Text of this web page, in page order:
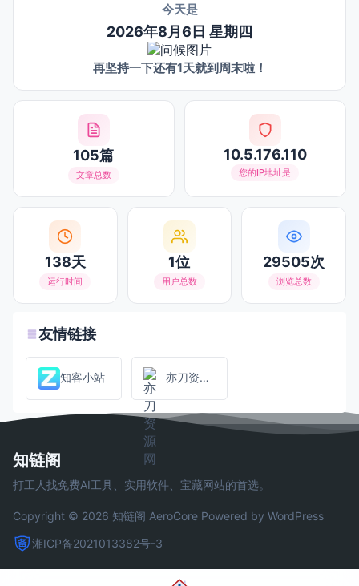
今天是
2026年8月6日 星期四
再坚持一下还有1天就到周末啦！
105篇
文章总数
10.5.176.110
您的IP地址是
138天
运行时间
1位
用户总数
29505次
浏览总数
友情链接
知客小站 亦刀资源网
知链阁
打工人找免费AI工具、实用软件、宝藏网站的首选。
Copyright © 2026 知链阁 AeroCore Powered by WordPress
湘ICP备2021013382号-3